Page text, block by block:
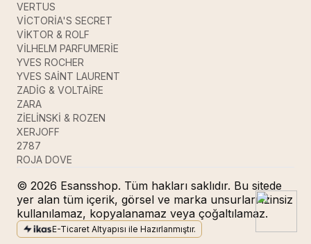
VERTUS
VİCTORİA'S SECRET
VİKTOR & ROLF
VİLHELM PARFUMERİE
YVES ROCHER
YVES SAİNT LAURENT
ZADİG & VOLTAİRE
ZARA
ZİELİNSKİ & ROZEN
XERJOFF
2787
ROJA DOVE
© 2026 Esansshop. Tüm hakları saklıdır. Bu sitede
yer alan tüm içerik, görsel ve marka unsurları izinsiz
kullanılamaz, kopyalanamaz veya çoğaltılamaz.
E-Ticaret Altyapısı ile Hazırlanmıştır.